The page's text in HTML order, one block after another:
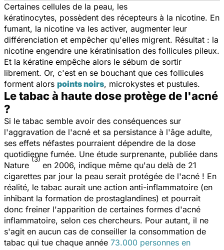
Certaines cellules de la peau, les
kératinocytes, possèdent des récepteurs à la nicotine. En
fumant, la nicotine va les activer, augmenter leur
différenciation et empêcher qu'elles migrent. Résultat : la
nicotine engendre une kératinisation des follicules pileux.
Et la kératine empêche alors le sébum de sortir
librement. Or, c'est en se bouchant que ces follicules
forment alors points noirs, microkystes et pustules.
Le tabac à haute dose protège de l'acné
?
Si le tabac semble avoir des conséquences sur
l'aggravation de l'acné et sa persistance à l'âge adulte,
ses effets néfastes pourraient dépendre de la dose
quotidienne fumée. Une étude surprenante, publiée dans
Nature
(3)
en 2006, indique même qu'au delà de 21
cigarettes par jour la peau serait protégée de l'acné ! En
réalité, le tabac aurait une action anti-inflammatoire (en
inhibant la formation de prostaglandines) et pourrait
donc freiner l'apparition de certaines formes d'acné
inflammatoire, selon ces chercheurs. Pour autant, il ne
s'agit en aucun cas de conseiller la consommation de
tabac qui tue chaque année 73.000 personnes en